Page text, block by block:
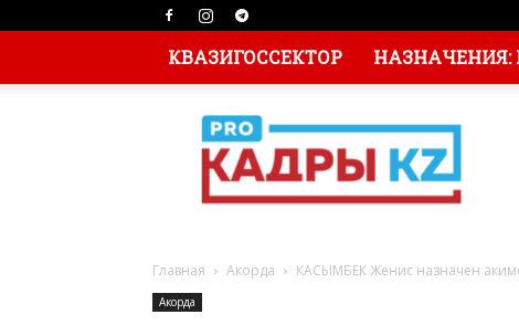
КВАЗИГОССЕКТОР НАЗНАЧЕНИЯ:
Главная Акорда КАСЫМБЕК Женис назначен
Акорда